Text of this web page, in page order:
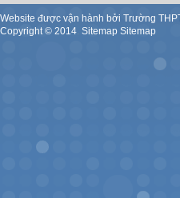
Website được vận hành bởi Trường
Copyright © 2014 Sitemap Sitemap